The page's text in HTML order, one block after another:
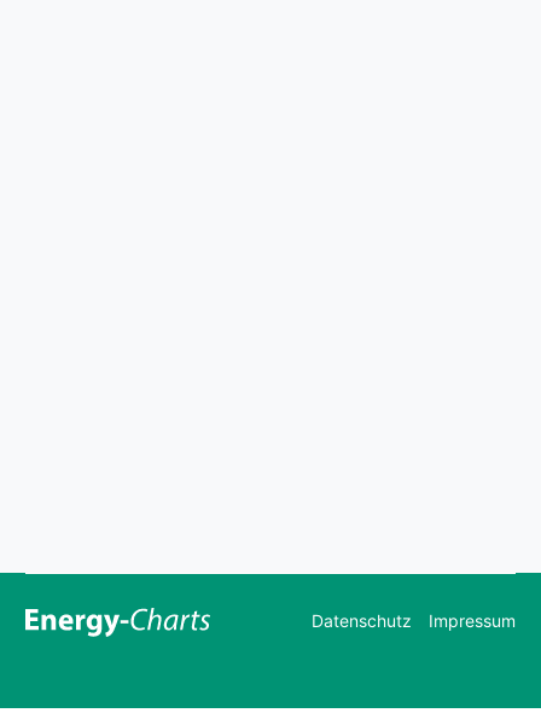
Datenschutz Impressum